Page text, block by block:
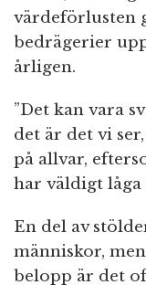
värdeförlusten
bedrägerier
årligen.
”Det kan vara
det är det vi
på allvar,
har väldigt låga
En del av
människor,
belopp är det